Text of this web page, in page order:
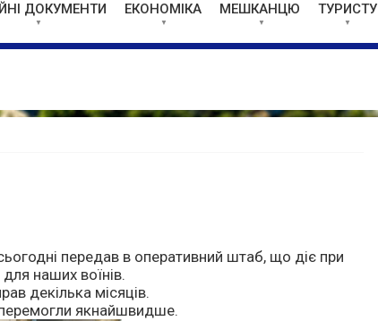
ДОКУМЕНТИ ЕКОНОМІКА МЕШКАНЦЮ ТУРИСТУ
передав в оперативний штаб, що діє при
для наших воїнів.
декілька місяців.
якнайшвидше.